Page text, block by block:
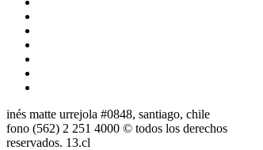
inés matte urrejola #0848, santiago, chile
fono (562) 2 251 4000 © todos los derechos
reservados. 13.cl